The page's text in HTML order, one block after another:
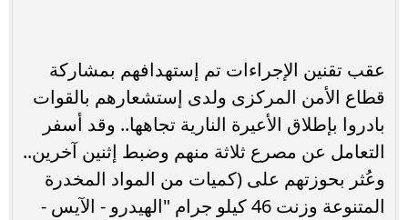
عقب تقنين الإجراءات تم إستهدافهم بمشاركة
قطاع الأمن المركزى ولدى إستشعارهم بالقوات
بادروا بإطلاق الأعيرة النارية تجاهها.. وقد أسفر
التعامل عن مصرع ثلاثة منهم وضبط إثنين آخرين..
وعُثر بحوزتهم على (كميات من المواد المخدرة
المتنوعة وزنت 46 كيلو جرام "الهيدرو - الآيس -